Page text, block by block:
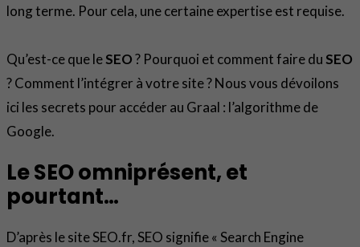
long terme. Pour cela, une certaine expertise est requise.
Qu’est-ce que leSEO? Pourquoi et comment faire duSEO
? Comment l’intégrer à votre site ? Nous vous dévoilons
ici les secrets pour accéder au Graal : l’algorithme de
Google.
Le SEO omniprésent, et
pourtant…
D’après le site SEO.fr, SEO signifie « Search Engine